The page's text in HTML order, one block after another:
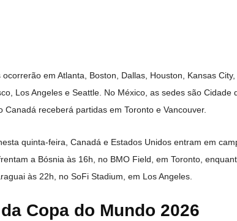
em Atlanta, Boston, Dallas, Houston, Kansas
Los Angeles e Seattle. No México, as sedes são Cidade
receberá partidas em Toronto e Vancouver.
quinta-feira, Canadá e Estados Unidos entram em
a Bósnia às 16h, no BMO Field, em Toronto,
às 22h, no SoFi Stadium, em Los Angeles.
Copa do Mundo 2026